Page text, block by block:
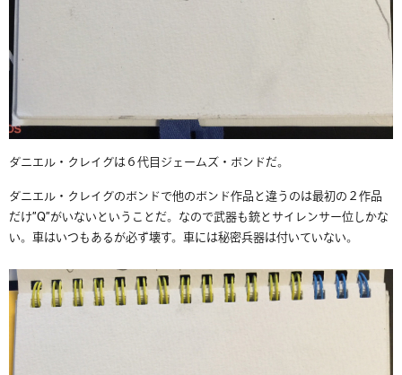
ダニエル・クレイグは６代目ジェームズ・ボンドだ。
ダニエル・クレイグのボンドで他のボンド作品と違うのは最初の２作品
だけ”Q”がいないということだ。なので武器も銃とサイレンサー位しかな
い。車はいつもあるが必ず壊す。車には秘密兵器は付いていない。